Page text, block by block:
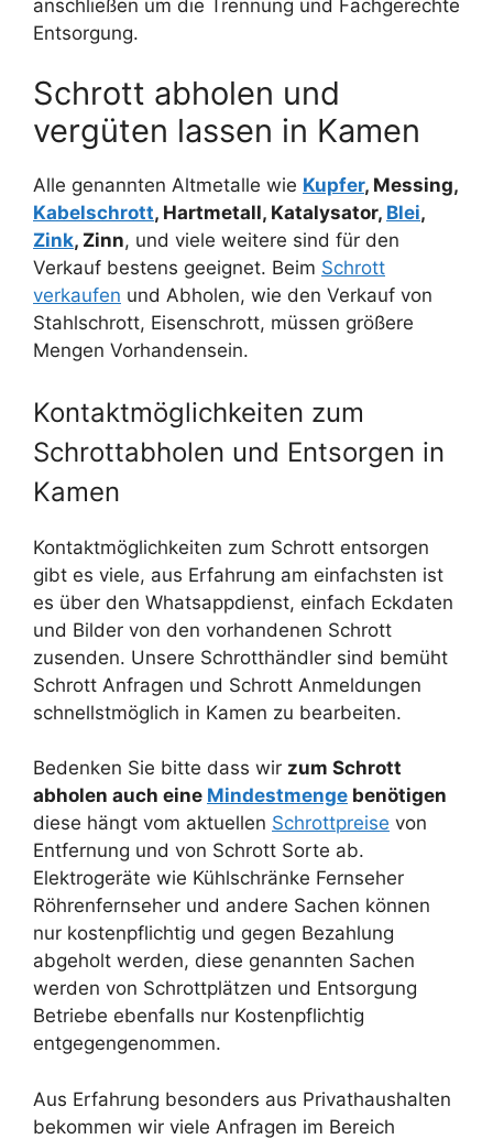
anschließen um die Trennung und Fachgerechte
Entsorgung.
Schrott abholen und
vergüten lassen in Kamen
Alle genannten Altmetalle wie Kupfer, Messing,
Kabelschrott, Hartmetall, Katalysator, Blei,
Zink, Zinn, und viele weitere sind für den
Verkauf bestens geeignet. Beim Schrott
verkaufen und Abholen, wie den Verkauf von
Stahlschrott, Eisenschrott, müssen größere
Mengen Vorhandensein.
Kontaktmöglichkeiten zum
Schrottabholen und Entsorgen in
Kamen
Kontaktmöglichkeiten zum Schrott entsorgen
gibt es viele, aus Erfahrung am einfachsten ist
es über den Whatsappdienst, einfach Eckdaten
und Bilder von den vorhandenen Schrott
zusenden. Unsere Schrotthändler sind bemüht
Schrott Anfragen und Schrott Anmeldungen
schnellstmöglich in Kamen zu bearbeiten.
Bedenken Sie bitte dass wir zum Schrott
abholen auch eine Mindestmenge benötigen
diese hängt vom aktuellen Schrottpreise von
Entfernung und von Schrott Sorte ab.
Elektrogeräte wie Kühlschränke Fernseher
Röhrenfernseher und andere Sachen können
nur kostenpflichtig und gegen Bezahlung
abgeholt werden, diese genannten Sachen
werden von Schrottplätzen und Entsorgung
Betriebe ebenfalls nur Kostenpflichtig
entgegengenommen.
Aus Erfahrung besonders aus Privathaushalten
bekommen wir viele Anfragen im Bereich